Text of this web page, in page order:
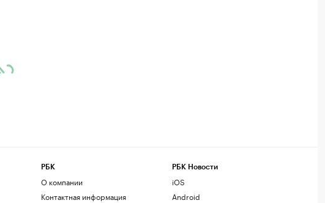
РБК
О компании
Контактная информация
РБК Новости
iOS
Android